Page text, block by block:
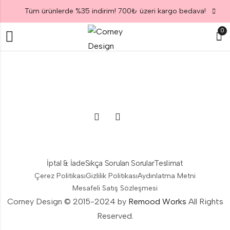
Tüm ürünlerde %35 indirim! 700₺ üzeri kargo bedava!
0
İptal & İadeSıkça Sorulan SorularTeslimat
Çerez PolitikasıGizlilik PolitikasıAydınlatma Metni
Mesafeli Satış Sözleşmesi
Corney Design © 2015-2024 by Remood Works All Rights
Reserved.